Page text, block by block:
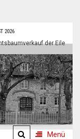
2026
der Eilendorfer
Menü